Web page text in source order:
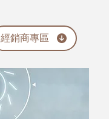
經銷商專區